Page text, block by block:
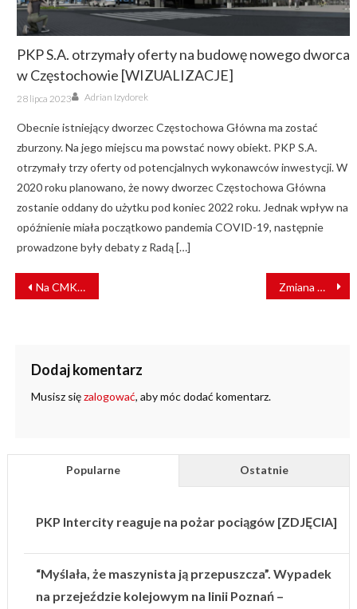
PKP S.A. otrzymały oferty na budowę nowego dworca
w Częstochowie [WIZUALIZACJE]
Posted
on
28 lipca 2023 Author
Adrian Izydorek
Obecnie istniejący dworzec Częstochowa Główna ma zostać
zburzony. Na jego miejscu ma powstać nowy obiekt. PKP S.A.
otrzymały trzy oferty od potencjalnych wykonawców inwestycji. W
2020 roku planowano, że nowy dworzec Częstochowa Główna
zostanie oddany do użytku pod koniec 2022 roku. Jednak wpływ na
opóźnienie miała początkowo pandemia COVID-19, następnie
prowadzone były debaty z Radą […]
NAWIGACJA
WPISU
Na CMK przebudują mosty, wiadukty i przepusty Zmiana w ruchu pociągów na odcinku Warszawa Wschodnia – Warszawa Zachodnia
Dodaj komentarz
Musisz sięzalogować, aby móc dodać komentarz.
Popularne Ostatnie
PKP Intercity reaguje na pożar pociągów [ZDJĘCIA]
“Myślała, że maszynista ją przepuszcza”. Wypadek
na przejeździe kolejowym na linii Poznań –